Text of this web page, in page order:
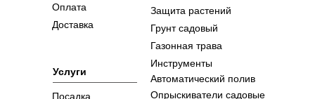
Услуги
Оплата
Доставка
Посадка
Защита растений
Грунт садовый
Газонная трава
Инструменты
Автоматический полив
Опрыскиватели садовые